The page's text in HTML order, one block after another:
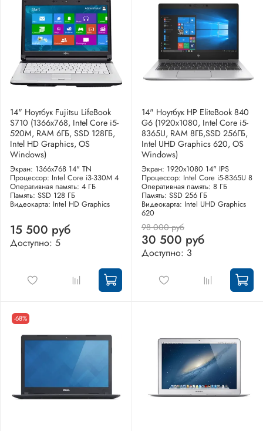
14" Ноутбук Fujitsu LifeBook
S710 (1366x768, Intel Core i5-
520M, RAM 6ГБ, SSD 128ГБ,
Intel HD Graphics, OS
Windows)
Экран: 1366x768 14" TN
Процессор: Intel Core i3-330M 4
Оперативная память: 4 ГБ
Память: SSD 128 ГБ
Видеокарта: Intel HD Graphics
15 500 руб
Доступно: 5
14" Ноутбук HP EliteBook 840
G6 (1920x1080, Intel Core i5-
8365U, RAM 8ГБ,SSD 256ГБ,
Intel UHD Graphics 620, OS
Windows)
Экран: 1920x1080 14" IPS
Процессор: Intel Core i5-8365U 8
Оперативная память: 8 ГБ
Память: SSD 256 ГБ
Видеокарта: Intel UHD Graphics
620
98 000 руб
30 500 руб
Доступно: 3
-68%